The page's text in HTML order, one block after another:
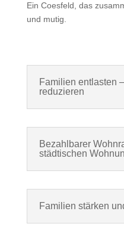
Ein Coesfeld, das
und mutig.
Familien entlasten
reduzieren
Bezahlbarer
städtischen
Familien stärken